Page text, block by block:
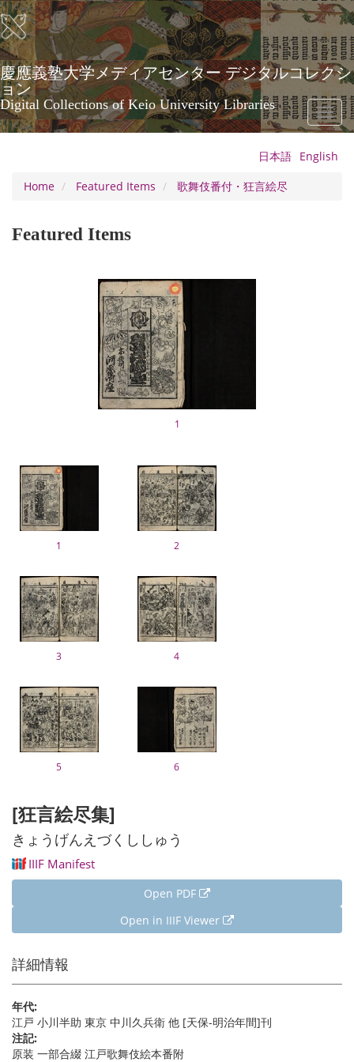
Skip
to
main
content
慶應義塾大学メディアセンター デジタルコレクシ
ョン
Digital Collections of Keio University Libraries
Toggle
日本語 English
Home
Featured Items 歌舞伎番付・狂言絵尽
Featured Items
1
1 2
3 4
5 6
[狂言絵尽集]
きょうげんえづくししゅう
IIIF Manifest
Open PDF
Open in IIIF Viewer
詳細情報
年代:
江戸 小川半助 東京 中川久兵衛 他 [天保-明治年間]刊
注記:
原装 一部合綴 江戸歌舞伎絵本番附